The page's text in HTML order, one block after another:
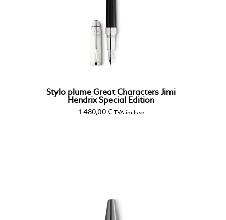
Stylo plume Great Characters Jimi
Hendrix Special Edition
1 480,00 € TVA incluse